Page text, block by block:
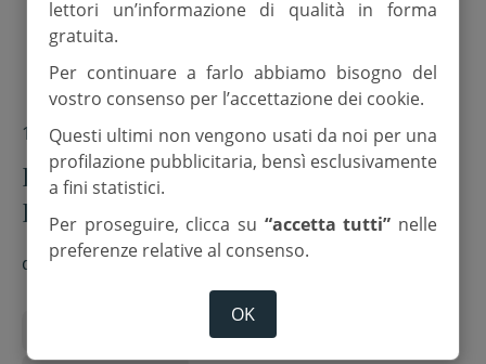
13 Aprile 2025
Il Papa a sorpresa in piazza San
Pietro. All’Angelus: “Grazie per le
vostre preghiere”
di M. Michela Nicolais
Papa Francesco
lettori un’informazione di qualità in forma
gratuita.
Per continuare a farlo abbiamo bisogno del
vostro consenso per l’accettazione dei cookie.
Questi ultimi non vengono usati da noi per una
profilazione pubblicitaria, bensì esclusivamente
a fini statistici.
Per proseguire, clicca su “accetta tutti” nelle
preferenze relative al consenso.
OK